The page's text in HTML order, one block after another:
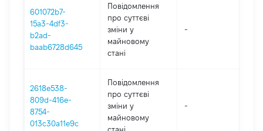
601072b7-
15a3-4df3-
b2ad-
baab6728d645
Повідомлення
про суттєві
зміни y
майновому
стані
-
2618e538-
809d-416e-
8754-
013c30a11e9c
Повідомлення
про суттєві
зміни y
майновому
стані
-